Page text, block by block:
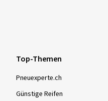
Top-Themen
Pneuexperte.ch
Günstige Reifen